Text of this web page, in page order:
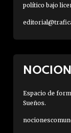
político bajo
Espacio de
Sueños.